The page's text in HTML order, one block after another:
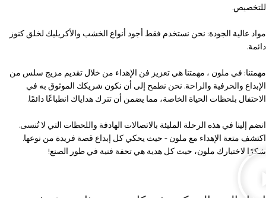
للتخصيص.
مواد عالية الجودة: نحن نستخدم فقط أجود أنواع الخشب والأكريليك لخلق كنوز
دائمة.
مهمتنا: في ملون ، مهمتنا هي تعزيز فن الإهداء من خلال تقديم مزيج سلس من
الإبداع والحرفية والراحة. نحن نطمح إلى أن نكون شريكك الموثوق به في
الاحتفال بلحظات الحياة الخاصة، مما يضمن أن تترك هداياك انطباعًا دائمًا.
انضم إلينا في هذه الرحلة المليئة بالاتصالات الهادفة واللحظات التي لا تُنسى.
اكتشف متعة الإهداء مع ملون - حيث يحكي كل إبداع قصة فريدة من نوعها.
شكرًا لاختيارك ملون، حيث كل هدية هي تحفة فنية في طور الصنع!